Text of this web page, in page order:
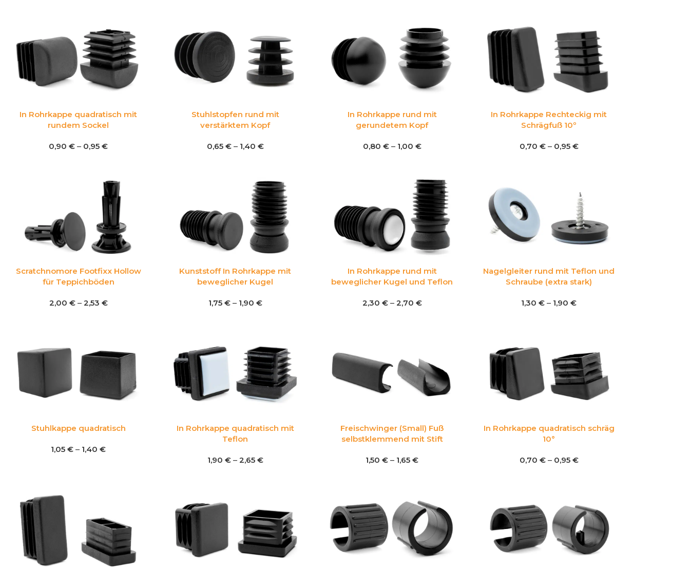
In Rohrkappe quadratisch mit
rundem Sockel
0,90€ – 0,95€
Stuhlstopfen rund mit
verstärktem Kopf
0,65 € – 1,40 €
In Rohrkappe rund mit
gerundetem Kopf
0,80 € – 1,00 €
In Rohrkappe Rechteckig mit
Schrägfuß 10º
0,70 € – 0,95 €
Scratchnomore Footfixx Hollow
für Teppichböden
2,00 € – 2,53 €
Kunststoff In Rohrkappe mit
beweglicher Kugel
1,75 € – 1,90 €
In Rohrkappe rund mit
beweglicher Kugel und Teflon
2,30 € – 2,70 €
Nagelgleiter rund mit Teflon und
Schraube (extra stark)
1,30€ – 1,90€
Stuhlkappe quadratisch
1,05€ – 1,40€
In Rohrkappe quadratisch mit
Teflon
1,90 € – 2,65 €
Freischwinger (Small) Fuß
selbstklemmend mit Stift
1,50€ – 1,65€
In Rohrkappe quadratisch schräg
10°
0,70 € – 0,95 €